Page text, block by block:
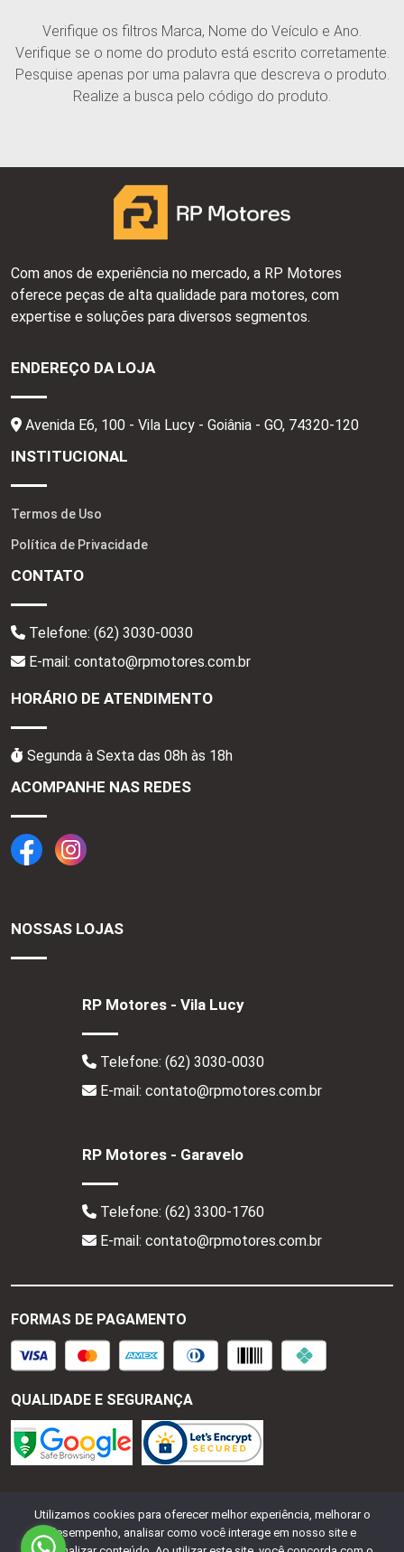
Verifique os filtros Marca, Nome do Veículo e Ano.
Verifique se o nome do produto está escrito corretamente.
Pesquise apenas por uma palavra que descreva o produto.
Realize a busca pelo código do produto.
Com anos de experiência no mercado, a RP Motores
oferece peças de alta qualidade para motores, com
expertise e soluções para diversos segmentos.
ENDEREÇO DA LOJA
Avenida E6, 100 - Vila Lucy - Goiânia - GO, 74320-120
INSTITUCIONAL
Termos de Uso
Política de Privacidade
CONTATO
Telefone: (62) 3030-0030
E-mail: contato@rpmotores.com.br
HORÁRIO DE ATENDIMENTO
Segunda à Sexta das 08h às 18h
ACOMPANHE NAS REDES
NOSSAS LOJAS
RP Motores - Vila Lucy
Telefone: (62) 3030-0030
E-mail: contato@rpmotores.com.br
RP Motores - Garavelo
Telefone: (62) 3300-1760
E-mail: contato@rpmotores.com.br
FORMAS DE PAGAMENTO
QUALIDADE E SEGURANÇA
direitos reservados.2026
Utilizamos cookies para oferecer melhor experiência, melhorar o
desempenho, analisar como você interage em nosso site e